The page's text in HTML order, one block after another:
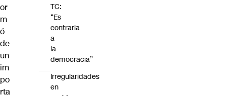
or
m
ó
de
un
im
po
rta
TC:
“Es
contraria
a
la
democracia”
Irregularidades
en